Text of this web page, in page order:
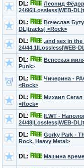
DL:
Леонид
24/96|Lossless|WEB-
DL:
Вячеслав
DL|tracks] <Rock>
DL:
.and sex in
24/44.1|Lossless|WEB-
DL:
Вепсская
Punk>
DL:
Чичерина -
<Rock>
DL:
Михаил Сегал
<Rock>
DL:
ILWT -
24/48|Lossless|WEB-
DL:
Gorky Park -
Rock, Heavy Metal>
DL: Машина